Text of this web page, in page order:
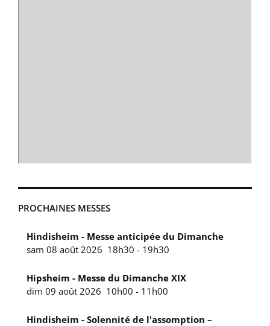
PROCHAINES MESSES
Hindisheim - Messe anticipée du Dimanche
sam 08 août 2026 18h30 - 19h30
Hipsheim - Messe du Dimanche XIX
dim 09 août 2026 10h00 - 11h00
Hindisheim - Solennité de l'assomption –